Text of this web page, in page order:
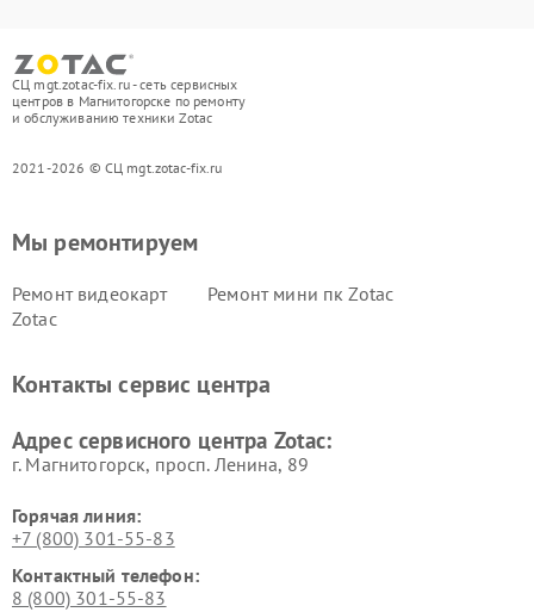
СЦ mgt.zotac-fix.ru - сеть сервисных
центров в Магнитогорске по ремонту
и обслуживанию техники Zotac
2021-2026 © СЦ mgt.zotac-fix.ru
Мы ремонтируем
Ремонт видеокарт
Zotac
Ремонт мини пк Zotac
Контакты сервис центра
Адрес сервисного центра Zotac:
г. Магнитогорск, просп. Ленина, 89
Горячая линия:
+7 (800) 301-55-83
Контактный телефон:
8 (800) 301-55-83